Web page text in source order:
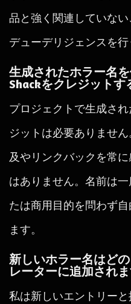
品と強く関連していな
デューデリジェンスを行
生成されたホラー名
Shackをクレジットす
プロジェクトで生成さ
ジットは必要ありませ
及やリンクバックを常
はありません。名前は
たは商用目的を問わず
ます。
新しいホラー名はど
レーターに追加され
私は新しいエントリー